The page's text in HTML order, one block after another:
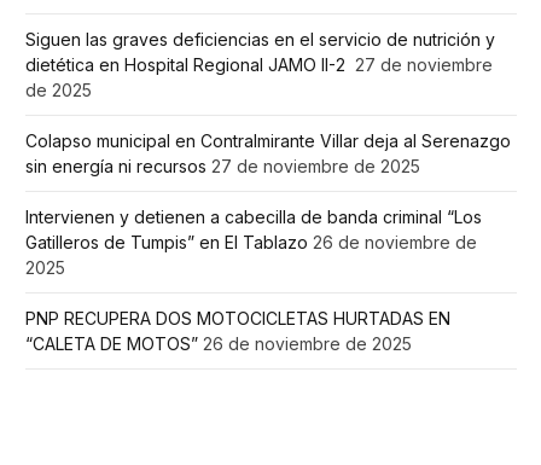
Siguen las graves deficiencias en el servicio de nutrición y
dietética en Hospital Regional JAMO II-2 27 de noviembre
de 2025
Colapso municipal en Contralmirante Villar deja al Serenazgo
sin energía ni recursos 27 de noviembre de 2025
Intervienen y detienen a cabecilla de banda criminal “Los
Gatilleros de Tumpis” en El Tablazo 26 de noviembre de
2025
PNP RECUPERA DOS MOTOCICLETAS HURTADAS EN
“CALETA DE MOTOS” 26 de noviembre de 2025